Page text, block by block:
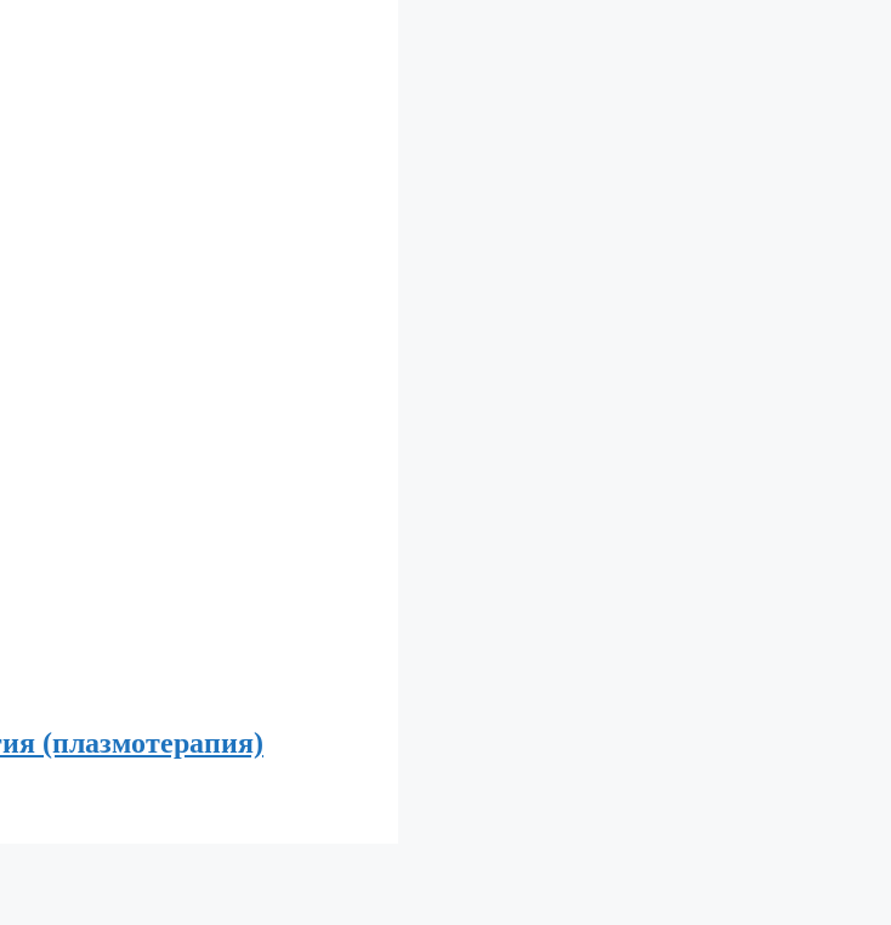
(плазмотерапия)